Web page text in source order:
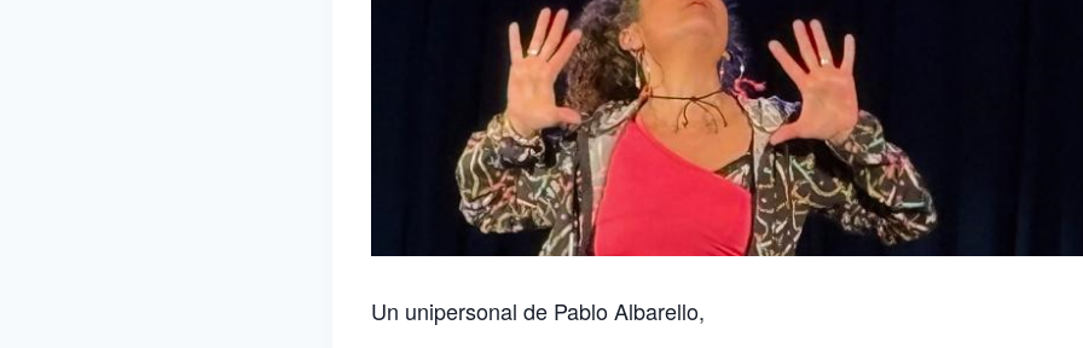
Un unipersonal de Pablo Albarello,